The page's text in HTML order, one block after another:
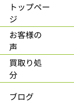
トップペー
ジ
お客様の
声
買取り処
分
ブログ